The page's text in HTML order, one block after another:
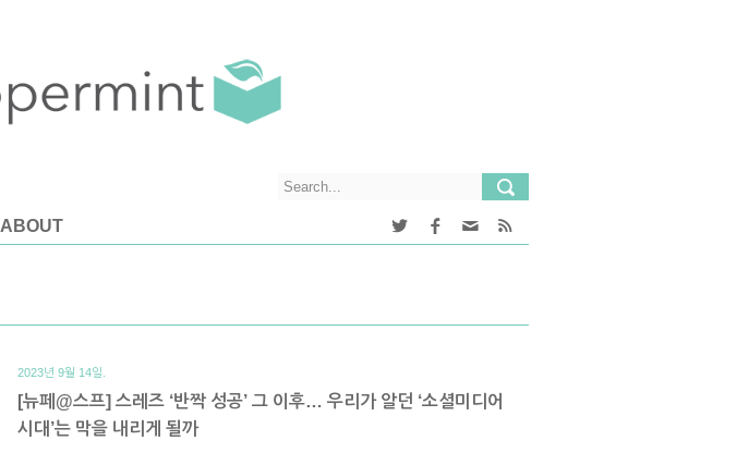
ABOUT
2023년 9월 14일.
[뉴페@스프] 스레즈 ‘반짝 성공’ 그 이후… 우리가 알던 ‘소셜미디어
시대’는 막을 내리게 될까